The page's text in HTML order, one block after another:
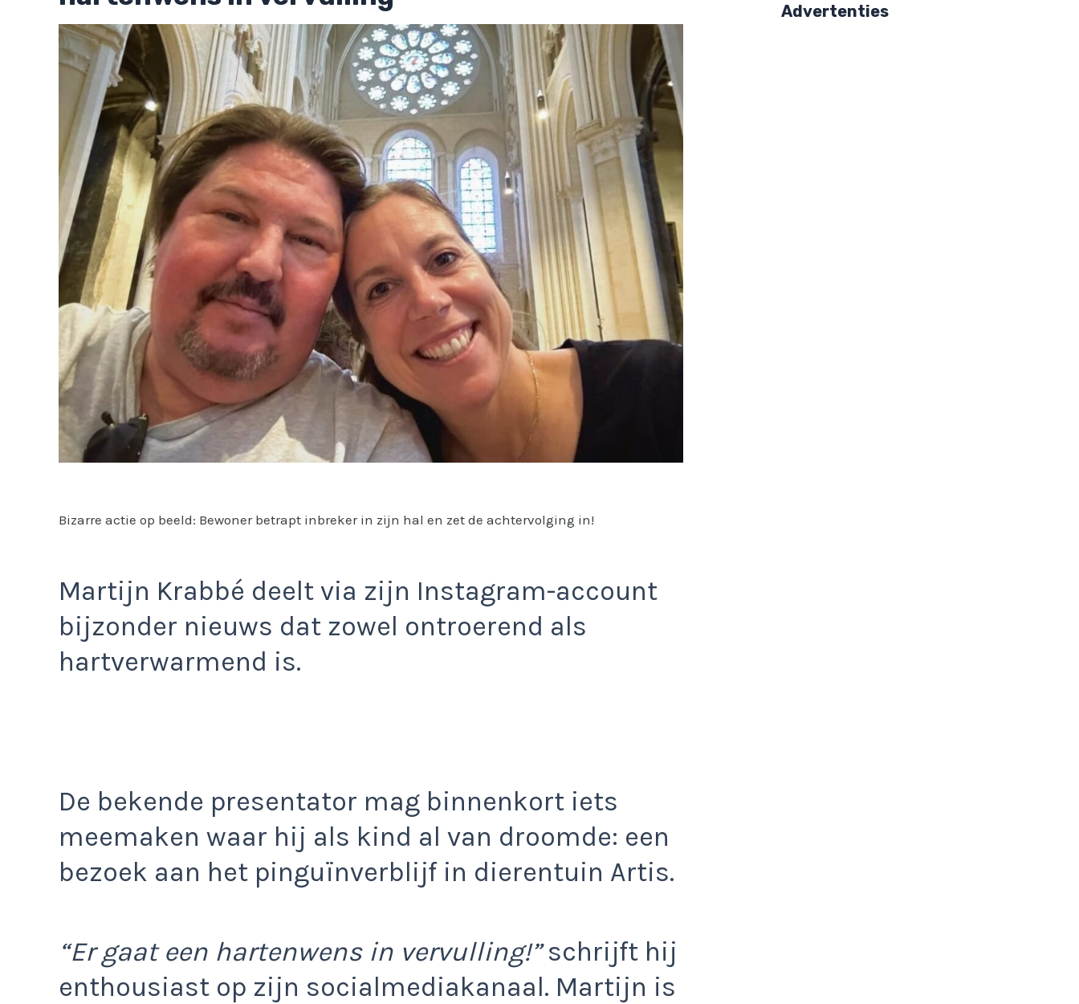
Bizarre actie op beeld: Bewoner betrapt inbreker in zijn hal en zet de achtervolging in!
Martijn Krabbé deelt via zijn Instagram-account
bijzonder nieuws dat zowel ontroerend als
hartverwarmend is.
De bekende presentator mag binnenkort iets
meemaken waar hij als kind al van droomde: een
bezoek aan het pinguïnverblijf in dierentuin Artis.
“Er gaat een hartenwens in vervulling!”schrijft hij
enthousiast op zijn socialmediakanaal. Martijn is
Advertenties